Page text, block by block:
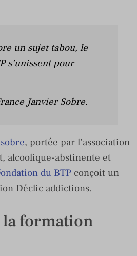
un sujet tabou, le
s’unissent pour
Janvier Sobre.
, portée par l’association
alcoolique-abstinente et
du BTP conçoit un
Déclic addictions.
la formation